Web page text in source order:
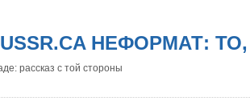
USSR.CA НЕФОРМАТ:
рассказ с той стороны